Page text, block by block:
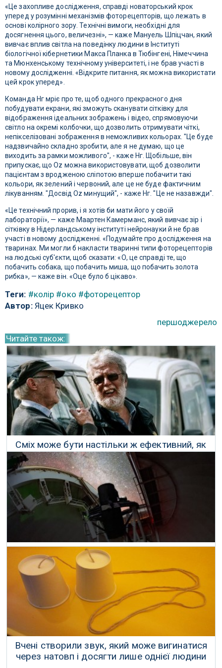
«Це захопливе дослідження, справді новаторський крок
уперед у розумінні механізмів фоторецепторів, що лежать в
основі колірного зору. Технічні вимоги, необхідні для
досягнення цього, величезні», — каже Мануель Шпіцчан, який
вивчає вплив світла на поведінку людини в Інституті
біологічної кібернетики Макса Планка в Тюбінгені, Німеччина
та Мюнхенському технічному університеті, і не брав участі в
новому дослідженні. «Відкрите питання, як можна використати
цей крок уперед».
Команда Нг мріє про те, щоб одного прекрасного дня
побудувати екрани, які зможуть сканувати сітківку для
відображення ідеальних зображень і відео, спрямовуючи
світло на окремі колбочки, що дозволить отримувати чіткі,
непікселізовані зображення в неможливих кольорах. "Це буде
надзвичайно складно зробити, але я не думаю, що це
виходить за рамки можливого", - каже Нг. Щобільше, він
припускає, що Oz можна використовувати, щоб дозволити
пацієнтам з вродженою сліпотою вперше побачити такі
кольори, як зелений і червоний, але це не буде фактичним
лікуванням. "Досвід Oz минущий", - каже Нг. "Це не назавжди".
«Це технічний прорив, і я хотів би мати його у своїй
лабораторії», — каже Маартен Камерманс, який вивчає зір і
сітківку в Нідерландському інституті нейронауки й не брав
участі в новому дослідженні. «Подумайте про дослідження на
тваринах. Ми могли б накласти тваринні типи фоторецепторів
на людські суб'єкти, щоб сказати: «О, це справді те, що
побачить собака, що побачить миша, що побачить золота
рибка», — каже він. «Оце було б цікаво».
Теги: #колір #око #фоторецептор
Автор:Яцек Кривко
першоджерело
Читайте також:
Сміх може бути настільки ж ефективний, як
краплі проти сухості очей
13 Вересня 2024 р.
Здається, важлива сила Всесвіту змінюється
25 Березня 2025 р.
Вчені створили звук, який може вигинатися
через натовп і досягти лише однієї людини